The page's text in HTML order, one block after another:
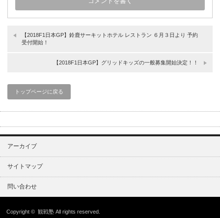
【2018F1日本GP】鈴鹿サーキットホテル レストラン ６月３日より 予約
受付開始！
【2018F1日本GP】グリッドキッズの一般募集開始決定！！
トップページに戻る
アーカイブ
サイトマップ
問い合わせ
Copyright ©観戦塾 All rights reserved.